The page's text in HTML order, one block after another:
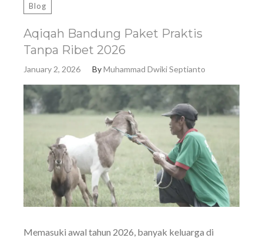
Blog
Aqiqah Bandung Paket Praktis
Tanpa Ribet 2026
January 2, 2026 ByMuhammad Dwiki Septianto
Memasuki awal tahun 2026, banyak keluarga di